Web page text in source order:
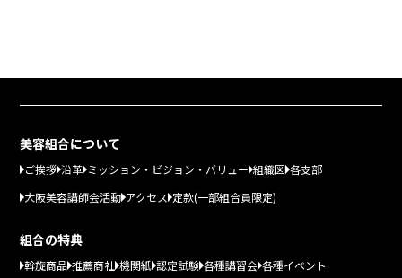
美容組合について
ご挨拶 沿革 ミッション・ビジョン・バリュー 組織図 各支部
大阪美容講師会活動 アクセス 定款(一部組合員限定)
組合の特典
斡旋商品 推薦商社 機関紙 認定試験 各種講習会 各種イベント